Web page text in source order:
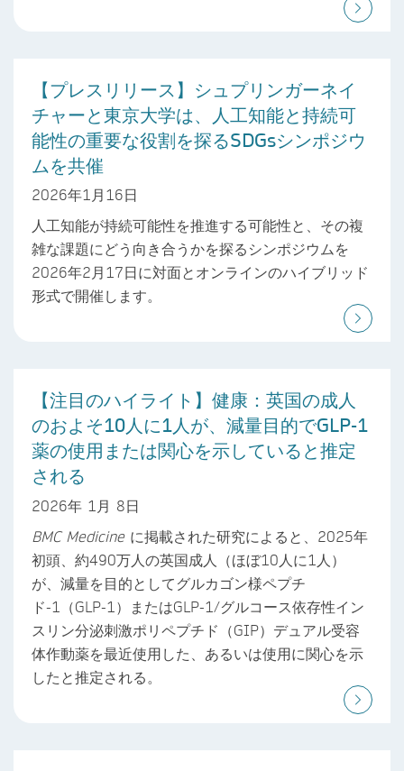
【プレスリリース】シュプリンガーネイ
チャーと東京大学は、人工知能と持続可
能性の重要な役割を探るSDGsシンポジウ
ムを共催
2026年1月16日
人工知能が持続可能性を推進する可能性と、その複
雑な課題にどう向き合うかを探るシンポジウムを
2026年2月17日に対面とオンラインのハイブリッド
形式で開催します。
【注目のハイライト】健康：英国の成人
のおよそ10人に1人が、減量目的でGLP-1
薬の使用または関心を示していると推定
される
2026年 1月 8日
BMC Medicine に掲載された研究によると、2025年
初頭、約490万人の英国成人（ほぼ10人に1人）
が、減量を目的としてグルカゴン様ペプチ
ド-1（GLP-1）またはGLP-1/グルコース依存性イン
スリン分泌刺激ポリペプチド（GIP）デュアル受容
体作動薬を最近使用した、あるいは使用に関心を示
したと推定される。